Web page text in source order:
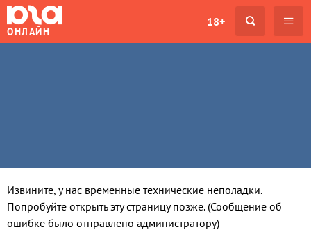
ОНЛАЙН
18+
Извините, у нас временные технические неполадки.
Попробуйте открыть эту страницу позже. (Сообщение об
ошибке было отправлено администратору)